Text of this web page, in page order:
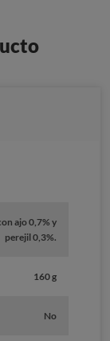
ajo 0,7% y
perejil 0,3%.
160 g
No